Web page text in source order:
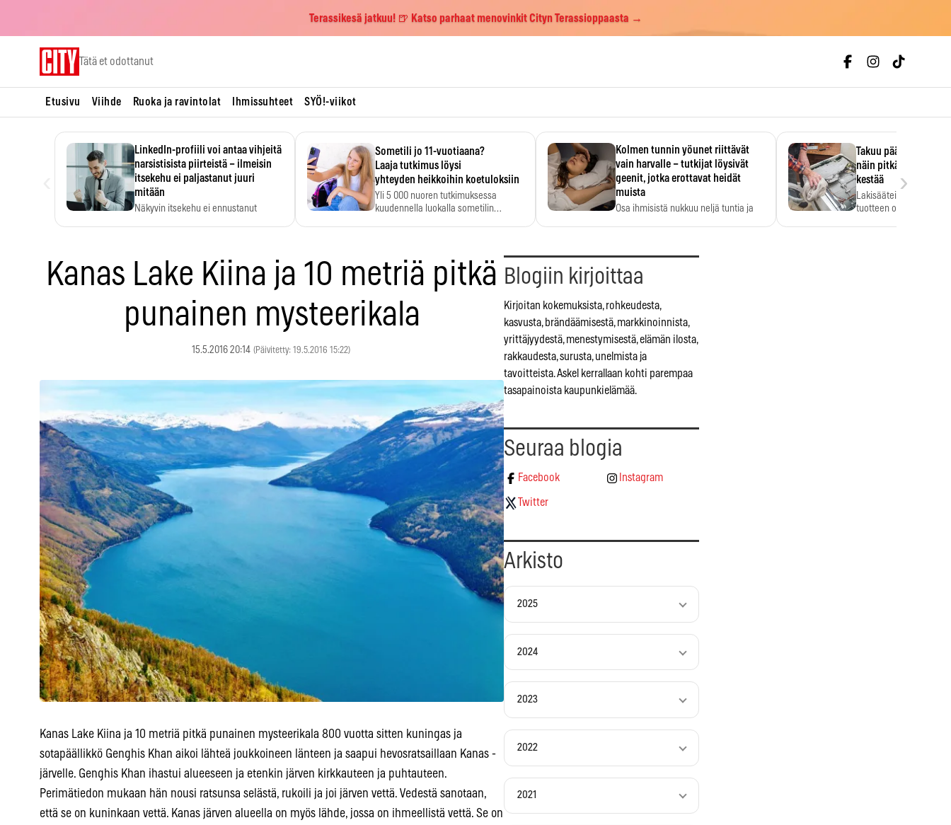
Terassikesä jatkuu! 🍺 Katso parhaat menovinkit Cityn Terassioppaasta →
Tätä et odottanut
Etusivu Viihde Ruoka ja ravintolat Ihmissuhteet SYÖ!-viikot
LinkedIn-profiili voi antaa vihjeitä
narsistisista piirteistä – ilmeisin
itsekehu ei paljastanut juuri
mitään
Näkyvin itsekehu ei ennustanut
Sometili jo 11-vuotiaana?
Laaja tutkimus löysi
yhteyden heikkoihin koetuloksiin
Yli 5 000 nuoren tutkimuksessa
kuudennella luokalla sometilin…
Kolmen tunnin yöunet riittävät
vain harvalle – tutkijat löysivät
geenit, jotka erottavat heidät
muista
Osa ihmisistä nukkuu neljä tuntia ja
Takuu päättyi,
näin pitkään
kestää
Lakisääteinen
tuotteen oletetun
›
Kanas Lake Kiina ja 10 metriä pitkä
punainen mysteerikala
15.5.2016 20:14 (Päivitetty: 19.5.2016 15:22)
Kanas Lake Kiina ja 10 metriä pitkä punainen mysteerikala 800 vuotta sitten kuningas ja
sotapäällikkö Genghis Khan aikoi lähteä joukkoineen länteen ja saapui hevosratsaillaan Kanas -
järvelle. Genghis Khan ihastui alueeseen ja etenkin järven kirkkauteen ja puhtauteen.
Perimätiedon mukaan hän nousi ratsunsa selästä, rukoili ja joi järven vettä. Vedestä sanotaan,
että se on kuninkaan vettä. Kanas järven alueella on myös lähde, jossa on ihmeellistä vettä. Se on
Blogiin kirjoittaa
Kirjoitan kokemuksista, rohkeudesta,
kasvusta, brändäämisestä, markkinoinnista,
yrittäjyydestä, menestymisestä, elämän ilosta,
rakkaudesta, surusta, unelmista ja
tavoitteista. Askel kerrallaan kohti parempaa
tasapainoista kaupunkielämää.
Seuraa blogia
Facebook Instagram
Twitter
Arkisto
2025
2024
2023
2022
2021